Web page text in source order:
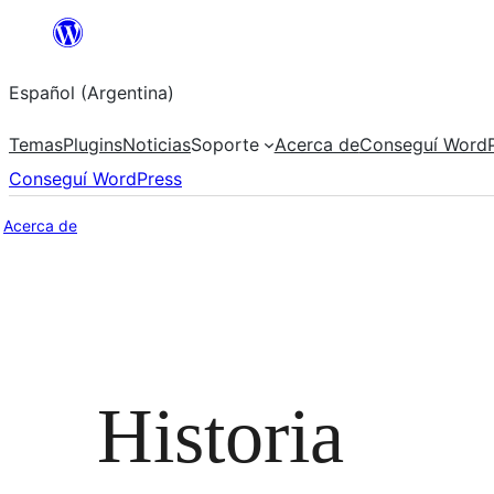
Saltar
contenido
Español (Argentina)
TemasPluginsNoticiasSoporte Acerca deConseguí
Conseguí WordPress
Acerca de
Historia